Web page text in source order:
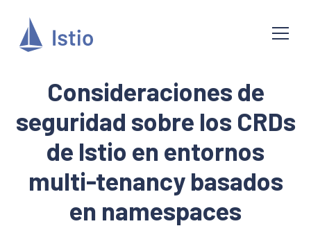
Consideraciones de
seguridad sobre los CRDs
de Istio en entornos
multi-tenancy basados
en namespaces